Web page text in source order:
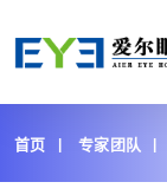
首页 专家团队